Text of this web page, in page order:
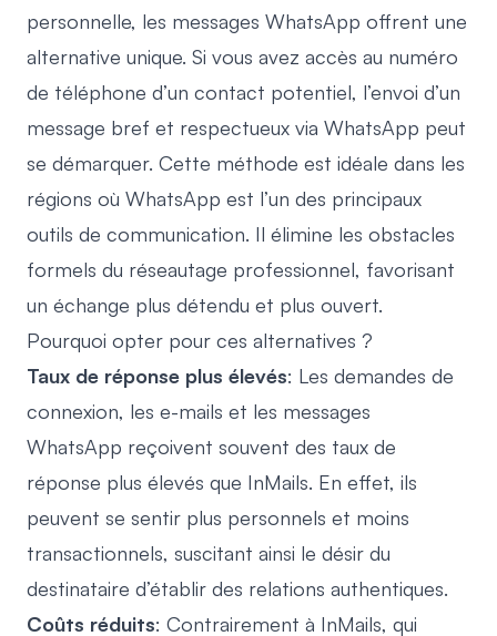
personnelle, les messages WhatsApp offrent une
alternative unique. Si vous avez accès au numéro
de téléphone d’un contact potentiel, l’envoi d’un
message bref et respectueux via WhatsApp peut
se démarquer. Cette méthode est idéale dans les
régions où WhatsApp est l’un des principaux
outils de communication. Il élimine les obstacles
formels du réseautage professionnel, favorisant
un échange plus détendu et plus ouvert.
Pourquoi opter pour ces alternatives ?
Taux de réponse plus élevés: Les demandes de
connexion, les e-mails et les messages
WhatsApp reçoivent souvent des taux de
réponse plus élevés que InMails. En effet, ils
peuvent se sentir plus personnels et moins
transactionnels, suscitant ainsi le désir du
destinataire d’établir des relations authentiques.
Coûts réduits: Contrairement à InMails, qui